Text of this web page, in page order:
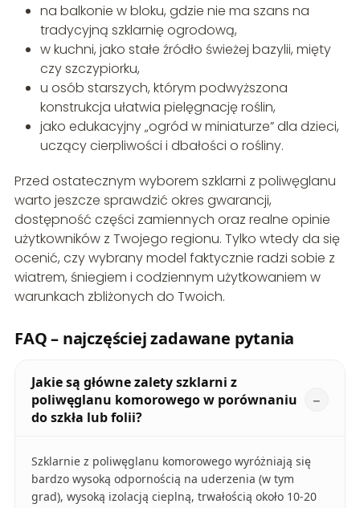
na balkonie w bloku, gdzie nie ma szans na
tradycyjną szklarnię ogrodową,
w kuchni, jako stałe źródło świeżej bazylii, mięty
czy szczypiorku,
u osób starszych, którym podwyższona
konstrukcja ułatwia pielęgnację roślin,
jako edukacyjny „ogród w miniaturze” dla dzieci,
uczący cierpliwości i dbałości o rośliny.
Przed ostatecznym wyborem szklarni z poliwęglanu
warto jeszcze sprawdzić okres gwarancji,
dostępność części zamiennych oraz realne opinie
użytkowników z Twojego regionu. Tylko wtedy da się
ocenić, czy wybrany model faktycznie radzi sobie z
wiatrem, śniegiem i codziennym użytkowaniem w
warunkach zbliżonych do Twoich.
FAQ – najczęściej zadawane pytania
Jakie są główne zalety szklarni z
poliwęglanu komorowego w porównaniu
do szkła lub folii?
Szklarnie z poliwęglanu komorowego wyróżniają się
bardzo wysoką odpornością na uderzenia (w tym
grad), wysoką izolacją cieplną, trwałością około 10-20